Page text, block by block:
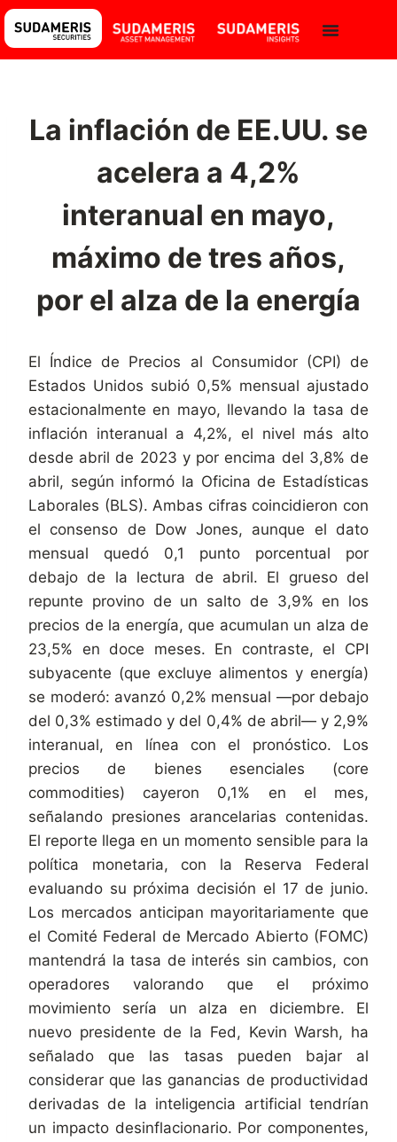
La inflación de EE.UU. se
acelera a 4,2%
interanual en mayo,
máximo de tres años,
por el alza de la energía
El Índice de Precios al Consumidor (CPI) de
Estados Unidos subió 0,5% mensual ajustado
estacionalmente en mayo, llevando la tasa de
inflación interanual a 4,2%, el nivel más alto
desde abril de 2023 y por encima del 3,8% de
abril, según informó la Oficina de Estadísticas
Laborales (BLS). Ambas cifras coincidieron con
el consenso de Dow Jones, aunque el dato
mensual quedó 0,1 punto porcentual por
debajo de la lectura de abril. El grueso del
repunte provino de un salto de 3,9% en los
precios de la energía, que acumulan un alza de
23,5% en doce meses. En contraste, el CPI
subyacente (que excluye alimentos y energía)
se moderó: avanzó 0,2% mensual —por debajo
del 0,3% estimado y del 0,4% de abril— y 2,9%
interanual, en línea con el pronóstico. Los
precios de bienes esenciales (core
commodities) cayeron 0,1% en el mes,
señalando presiones arancelarias contenidas.
El reporte llega en un momento sensible para la
política monetaria, con la Reserva Federal
evaluando su próxima decisión el 17 de junio.
Los mercados anticipan mayoritariamente que
el Comité Federal de Mercado Abierto (FOMC)
mantendrá la tasa de interés sin cambios, con
operadores valorando que el próximo
movimiento sería un alza en diciembre. El
nuevo presidente de la Fed, Kevin Warsh, ha
señalado que las tasas pueden bajar al
considerar que las ganancias de productividad
derivadas de la inteligencia artificial tendrían
un impacto desinflacionario. Por componentes,